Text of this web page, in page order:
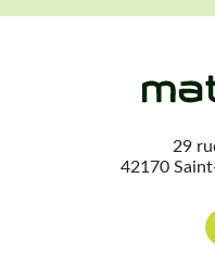
29
42170